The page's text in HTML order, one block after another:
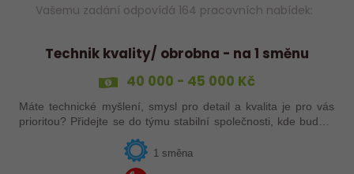
Vašemu zadání odpovídá 164 pracovních nabídek:
Technik kvality/ obrobna - na 1 směnu
40 000 - 45 000 Kč
Máte technické myšlení, smysl pro detail a kvalita je pro vás
prioritou? Přidejte se do týmu stabilní společnosti, kde budete
mít možnost podílet se na zajištění kvality výroby a
1 směna